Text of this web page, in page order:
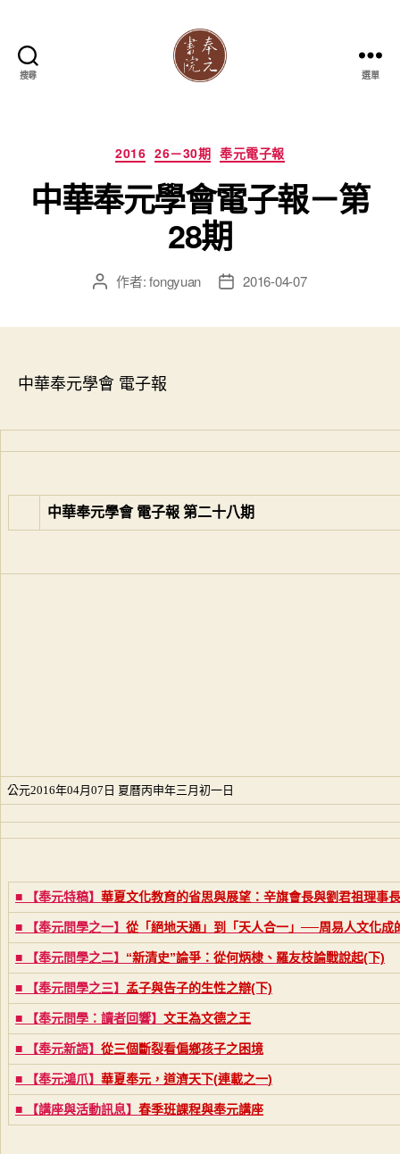
搜尋
院
選單
分
類
2016 26－30期 奉元電子報
中華奉元學會電子報－第
28期
文 作者:fongyuan
文 2016-04-07
中華奉元學會 電子報
中華奉元學會 電子報 第二十八期
公元2016年04月07日 夏曆丙申年三月初一日
■ 【奉元特稿】 華夏文化教育的省思與展望：辛旗會長與劉君祖理事
■ 【奉元問學之一】 從「絕地天通」到「天人合一」──周易人文化成
■ 【奉元問學之二】 “新清史”論爭：從何炳棣、羅友枝論戰說起(下)
■ 【奉元問學之三】 孟子與告子的生性之辯(下)
■ 【奉元問學：讀者回響】 文王為文德之王
■ 【奉元新語】 從三個斷裂看偏鄉孩子之困境
■ 【奉元鴻爪】 華夏奉元，道濟天下(連載之一)
■ 【講座與活動訊息】 春季班課程與奉元講座